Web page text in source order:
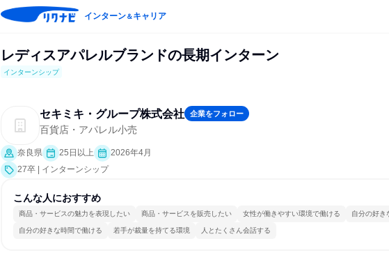
インターン＆キャリア
レディスアパレルブランドの長期インターン
インターンシップ
セキミキ・グループ株式会社 企業をフォロー
百貨店・アパレル小売
奈良県 25日以上
2026年4月
27卒 | インターンシップ
こんな人におすすめ
商品・サービスの魅力を表現したい 商品・サービスを販売したい 女性が働きやすい環境で働ける 自分の好き
自分の好きな時間で働ける 若手が裁量を持てる環境 人とたくさん会話する